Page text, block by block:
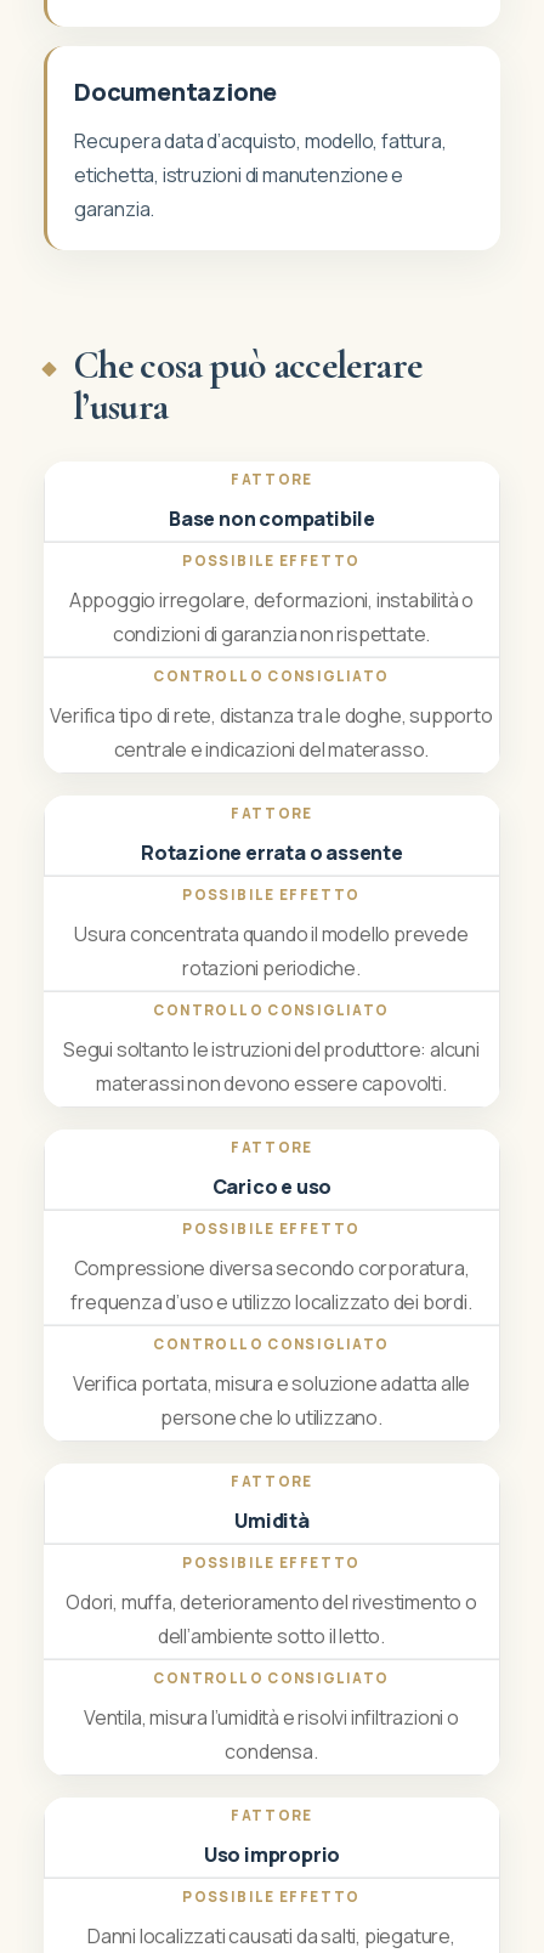
Documentazione
Recupera data d’acquisto, modello, fattura,
etichetta, istruzioni di manutenzione e
garanzia.
Che cosa può accelerare
l’usura
Base non compatibile
Appoggio irregolare, deformazioni, instabilità o
condizioni di garanzia non rispettate.
Verifica tipo di rete, distanza tra le doghe, supporto
centrale e indicazioni del materasso.
Rotazione errata o assente
Usura concentrata quando il modello prevede
rotazioni periodiche.
Segui soltanto le istruzioni del produttore: alcuni
materassi non devono essere capovolti.
Carico e uso
Compressione diversa secondo corporatura,
frequenza d’uso e utilizzo localizzato dei bordi.
Verifica portata, misura e soluzione adatta alle
persone che lo utilizzano.
Umidità
Odori, muffa, deterioramento del rivestimento o
dell’ambiente sotto il letto.
Ventila, misura l’umidità e risolvi infiltrazioni o
condensa.
Uso improprio
Danni localizzati causati da salti, piegature,